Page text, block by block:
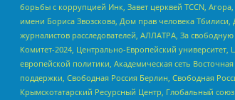
борьбы с коррупцией Инк, Завет церквей TCCN,
имени Бориса Звозскова, Дом прав человека
журналистов расследователей, АЛЛАТРА, За
Комитет-2024, Центрально-Европейский
европейской политики, Академическая сеть
поддержки, Свободная Россия Берлин, Свободная
Крымскотатарский Ресурсный Центр, Глобальный